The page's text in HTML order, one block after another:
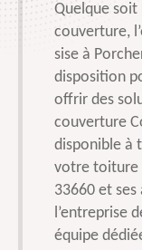
Quelque
couverture,
sise à
disposition
offrir des
couverture
disponible à
votre toiture
33660 et ses
l’entreprise
équipe